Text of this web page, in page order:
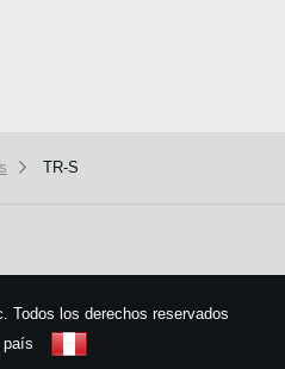
TR-S
Todos los derechos reservados
país